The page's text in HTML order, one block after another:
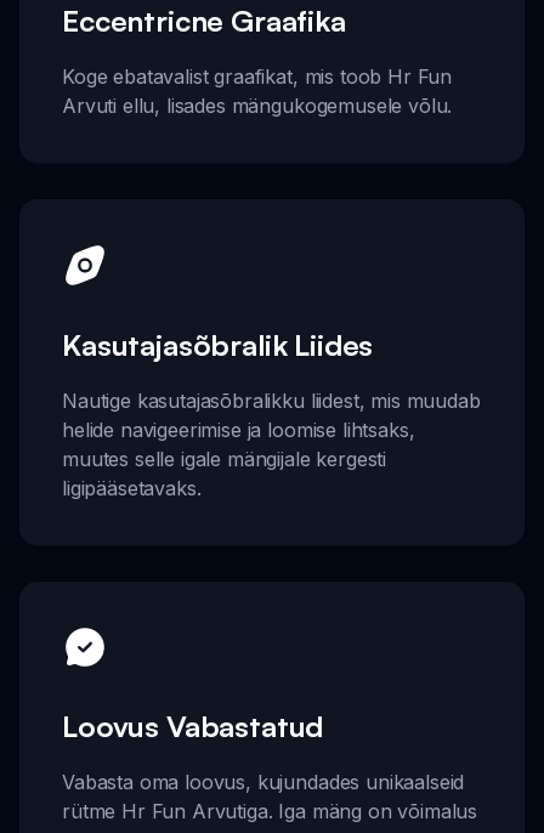
Eccentricne Graafika
Koge ebatavalist graafikat, mis toob Hr Fun
Arvuti ellu, lisades mängukogemusele võlu.
Kasutajasõbralik Liides
Nautige kasutajasõbralikku liidest, mis muudab
helide navigeerimise ja loomise lihtsaks,
muutes selle igale mängijale kergesti
ligipääsetavaks.
Loovus Vabastatud
Vabasta oma loovus, kujundades unikaalseid
rütme Hr Fun Arvutiga. Iga mäng on võimalus